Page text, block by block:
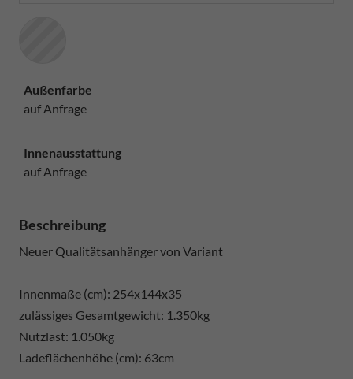
Außenfarbe
auf Anfrage
Innenausstattung
auf Anfrage
Beschreibung
Neuer Qualitätsanhänger von Variant
Innenmaße (cm): 254x144x35
zulässiges Gesamtgewicht: 1.350kg
Nutzlast: 1.050kg
Ladeflächenhöhe (cm): 63cm